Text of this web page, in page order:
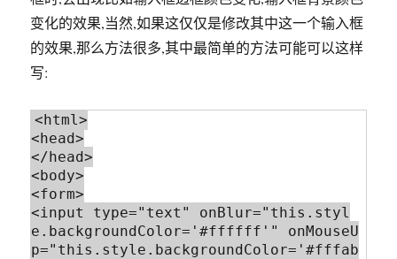
变化的效果,当然,如果这仅仅是修改其中这一个输入框
的效果,那么方法很多,其中最简单的方法可能可以这样
写:
<html>
<head>
</head>
<body>
<form>
<input type="text" onBlur="this.styl
e.backgroundColor='#ffffff'" onMouseU
p="this.style.backgroundColor='#fffab